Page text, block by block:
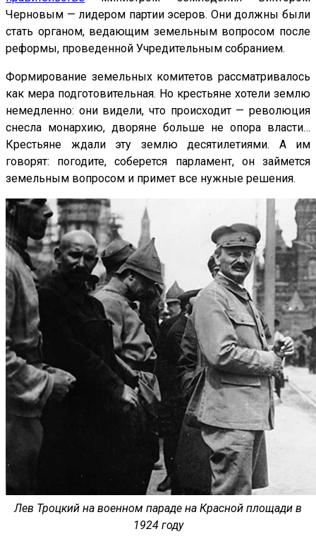
Черновым — лидером партии эсеров. Они должны были
стать органом, ведающим земельным вопросом после
реформы, проведенной Учредительным собранием.
Формирование земельных комитетов рассматривалось
как мера подготовительная. Но крестьяне хотели землю
немедленно: они видели, что происходит — революция
снесла монархию, дворяне больше не опора власти…
Крестьяне ждали эту землю десятилетиями. А им
говорят: погодите, соберется парламент, он займется
земельным вопросом и примет все нужные решения.
Лев Троцкий на военном параде на Красной площади в
1924 году